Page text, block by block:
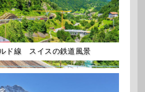
ド線 スイスの鉄道風景